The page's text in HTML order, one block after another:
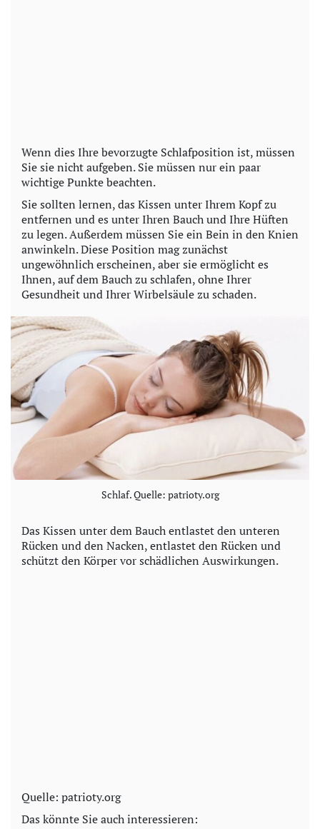
Wenn dies Ihre bevorzugte Schlafposition ist, müssen
Sie sie nicht aufgeben. Sie müssen nur ein paar
wichtige Punkte beachten.
Sie sollten lernen, das Kissen unter Ihrem Kopf zu
entfernen und es unter Ihren Bauch und Ihre Hüften
zu legen. Außerdem müssen Sie ein Bein in den Knien
anwinkeln. Diese Position mag zunächst
ungewöhnlich erscheinen, aber sie ermöglicht es
Ihnen, auf dem Bauch zu schlafen, ohne Ihrer
Gesundheit und Ihrer Wirbelsäule zu schaden.
Schlaf. Quelle: patrioty.org
Das Kissen unter dem Bauch entlastet den unteren
Rücken und den Nacken, entlastet den Rücken und
schützt den Körper vor schädlichen Auswirkungen.
Quelle: patrioty.org
Das könnte Sie auch interessieren: